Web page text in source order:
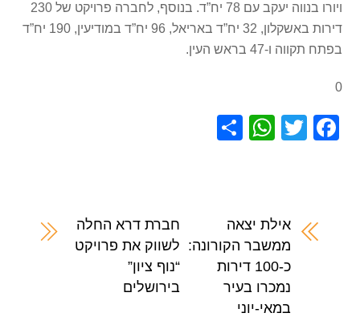
ויורו בנווה יעקב עם 78 יח”ד. בנוסף, לחברה פרויקט של 230
דירות באשקלון, 32 יח”ד באריאל, 96 יח”ד במודיעין, 190 יח”ד
בפתח תקווה ו-47 בראש העין.
0
F
b
T
W
A
p
p
אילת יצאה
ממשבר הקורונה:
כ-100 דירות
נמכרו בעיר
במאי-יוני
חברת דרא החלה
לשווק את פרויקט
“נוף ציון”
בירושלים